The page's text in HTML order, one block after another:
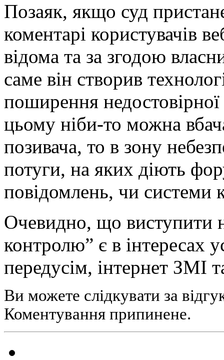
Позаяк, якщо суд
коментарі користувачів
відома та за згодою
саме він створив
поширення недостовірної
цьому ніби-то можна
позивача, то в зону
потуги, на яких діють
повідомлень, чи системи
Очевидно, що виступити
контролю” є в інтересах
передусім, інтернет ЗМІ
Ви можете слідкувати за
Коментування припинене.